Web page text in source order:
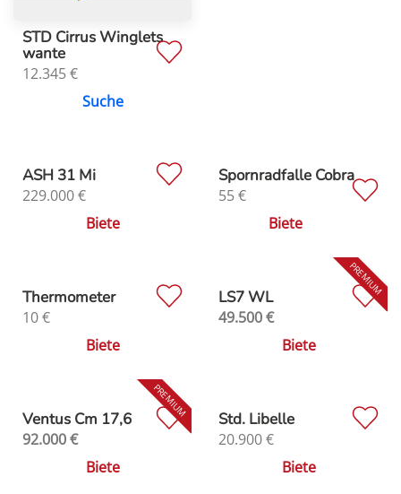
STD Cirrus Winglets
wante
12.345€
Suche
ASH 31 Mi
229.000€
Biete
Spornradfalle Cobra
55€
Biete
Thermometer
10€
Biete
LS7 WL
49.500€
Biete
Ventus Cm 17,6
92.000€
Biete
Std. Libelle
20.900€
Biete